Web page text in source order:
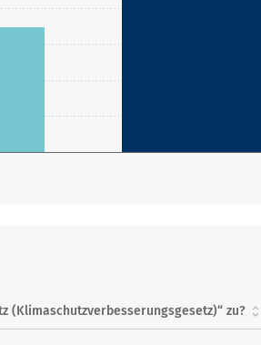
(Klimaschutzverbesserungsgesetz)“ zu?